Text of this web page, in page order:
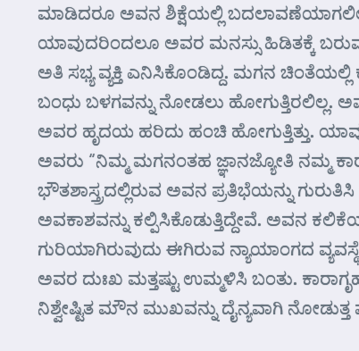
ಮಾಡಿದರೂ ಅವನ ಶಿಕ್ಷೆಯಲ್ಲಿ
ಯಾವುದರಿಂದಲೂ ಅವರ ಮನಸ್ಸು ಹಿಡಿತಕ್ಕೆ
ಅತಿ ಸಭ್ಯ ವ್ಯಕ್ತಿ ಎನಿಸಿಕೊಂಡಿದ್ದ. ಮಗನ
ಬಂಧು ಬಳಗವನ್ನು ನೋಡಲು ಹೋಗುತ್ತಿರಲಿಲ್ಲ.
ಅವರ ಹೃದಯ ಹರಿದು ಹಂಚಿ ಹೋಗುತ್ತಿತ್ತು.
ಅವರು “ನಿಮ್ಮ ಮಗನಂತಹ ಜ್ಞಾನಜ್ಯೋತಿ ನಮ್ಮ
ಭೌತಶಾಸ್ತ್ರದಲ್ಲಿರುವ ಅವನ ಪ್ರತಿಭೆಯನ್ನು
ಅವಕಾಶವನ್ನು ಕಲ್ಪಿಸಿಕೊಡುತ್ತಿದ್ದೇವೆ. ಅವನ
ಗುರಿಯಾಗಿರುವುದು ಈಗಿರುವ ನ್ಯಾಯಾಂಗದ
ಅವರ ದುಃಖ ಮತ್ತಷ್ಟು ಉಮ್ಮಳಿಸಿ ಬಂತು.
ನಿಶ್ವೇಷ್ಟಿತ ಮೌನ ಮುಖವನ್ನು ದೈನ್ಯವಾಗಿ